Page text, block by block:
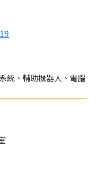
統、輔助機器人、電腦